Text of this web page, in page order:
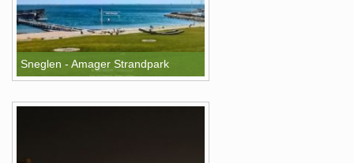
Sneglen - Amager Strandpark